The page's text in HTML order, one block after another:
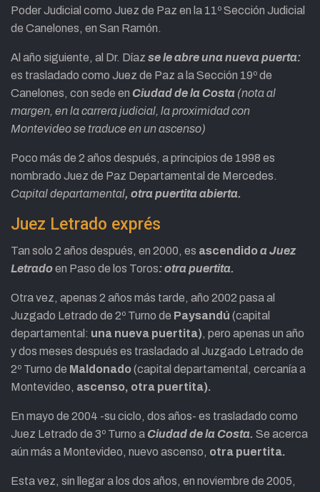
Poder Judicial como Juez de Paz en la 11º Sección Judicial
de Canelones, en San Ramón. ​
Al año siguiente, al Dr. Díaz se le abre una nueva puerta:
es trasladado como Juez de Paz a la Sección 19º de
Canelones, con sede en Ciudad de la Costa (nota al
margen, en la carrera judicial, la proximidad con
Montevideo se traduce en un ascenso)
Poco más de 2 años después, a principios de 1998 es
nombrado Juez de Paz Departamental de Mercedes.
Capital departamental, otra puertita abierta.
Juez Letrado exprés
Tan solo 2 años después, en 2000, es ascendidoa Juez
Letradoen Paso de los Toros: otra puertita.
Otra vez, apenas 2 años más tarde, año 2002 pasa al
Juzgado Letrado de 2º Turno de Paysandú (capital
departamental: una nueva puertita), pero apenas un año
y dos meses después es trasladado al Juzgado Letrado de
2º Turno de Maldonado(capital departamental, cercanía a
Montevideo, ascenso, otra puertita).
En mayo de 2004 -su ciclo, dos años- es trasladado como
Juez Letrado de 3º Turno a Ciudad de la Costa. Se acerca
aún más a Montevideo, nuevo ascenso, otra puertita.
Esta vez, sin llegar a los dos años, en noviembre de 2005,